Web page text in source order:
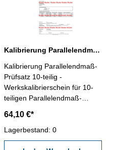
Kalibrierung Parallelendmaß-Prüfsatz 10-teilig für Mikrometer
Kalibrierung Parallelendmaß-
Prüfsatz 10-teilig -
Werkskalibrierschein für 10-
teiligen Parallelendmaß-
Spezialstahl (Artikel- Nr.
318.201) - erstellt durch ein
Kalibrierlabor- nach den
64,10 €*
Lagerbestand: 0